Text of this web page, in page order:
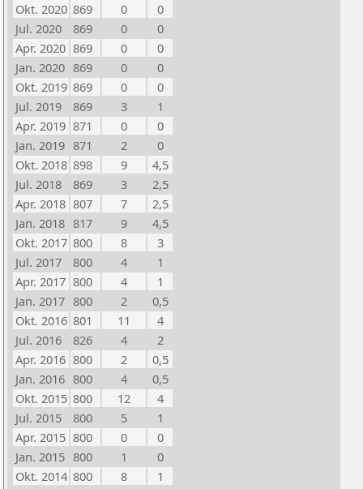
Okt. 2020 869 0
0
Jul. 2020
869 0
0
Apr. 2020 869 0
0
Jan. 2020 869 0
0
Okt. 2019 869 0
0
Jul. 2019
869 3
1
Apr. 2019 871 0
0
Jan. 2019 871 2
0
Okt. 2018 898 9
4,5
Jul. 2018
869 3
2,5
Apr. 2018 807 7
2,5
Jan. 2018 817 9
4,5
Okt. 2017 800 8
3
Jul. 2017
800 4
1
Apr. 2017 800 4
1
Jan. 2017 800 2
0,5
Okt. 2016 801 11
4
Jul. 2016
826 4
2
Apr. 2016 800 2
0,5
Jan. 2016 800 4
0,5
Okt. 2015 800 12
4
Jul. 2015
800 5
1
Apr. 2015 800 0
0
Jan. 2015 800 1
0
Okt. 2014 800 8
1